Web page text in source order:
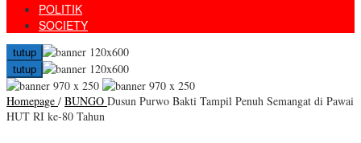
POLITIK
SOCIETY
tutup
tutup
Homepage / BUNGO Dusun Purwo Bakti Tampil Penuh Semangat di Pawai
HUT RI ke-80 Tahun